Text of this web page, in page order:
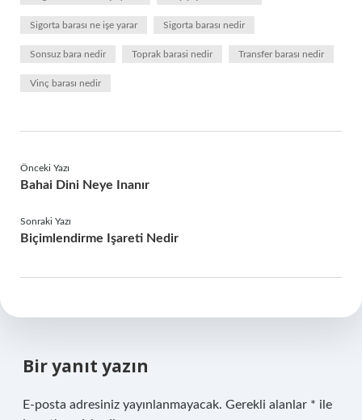
Sigorta barası ne işe yarar Sigorta barası nedir
Sonsuz bara nedir Toprak barasi nedir Transfer barası nedir
Vinç barası nedir
Önceki Yazı
Bahai Dini Neye Inanır
Sonraki Yazı
Biçimlendirme Işareti Nedir
Bir yanıt yazın
E-posta adresiniz yayınlanmayacak. Gerekli alanlar * ile